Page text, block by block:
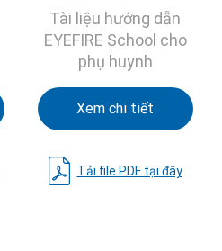
Tài liệu hướng dẫn
EYEFIRE School cho
phụ huynh
Xem chi tiết
Tải file PDF tại đây